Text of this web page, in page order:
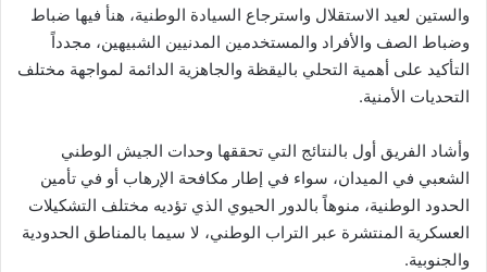
والستين لعيد الاستقلال واسترجاع السيادة الوطنية، هنأ فيها ضباط
وضباط الصف والأفراد والمستخدمين المدنيين الشبيهين، مجدداً
التأكيد على أهمية التحلي باليقظة والجاهزية الدائمة لمواجهة مختلف
التحديات الأمنية.
وأشاد الفريق أول بالنتائج التي تحققها وحدات الجيش الوطني
الشعبي في الميدان، سواء في إطار مكافحة الإرهاب أو في تأمين
الحدود الوطنية، منوهاً بالدور الحيوي الذي تؤديه مختلف التشكيلات
العسكرية المنتشرة عبر التراب الوطني، لا سيما بالمناطق الحدودية
والجنوبية.